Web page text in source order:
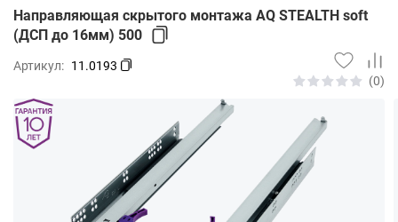
Направляющая скрытого монтажа AQ STEALTH soft
(ДСП до 16мм) 500
Артикул: 11.0193
(0)